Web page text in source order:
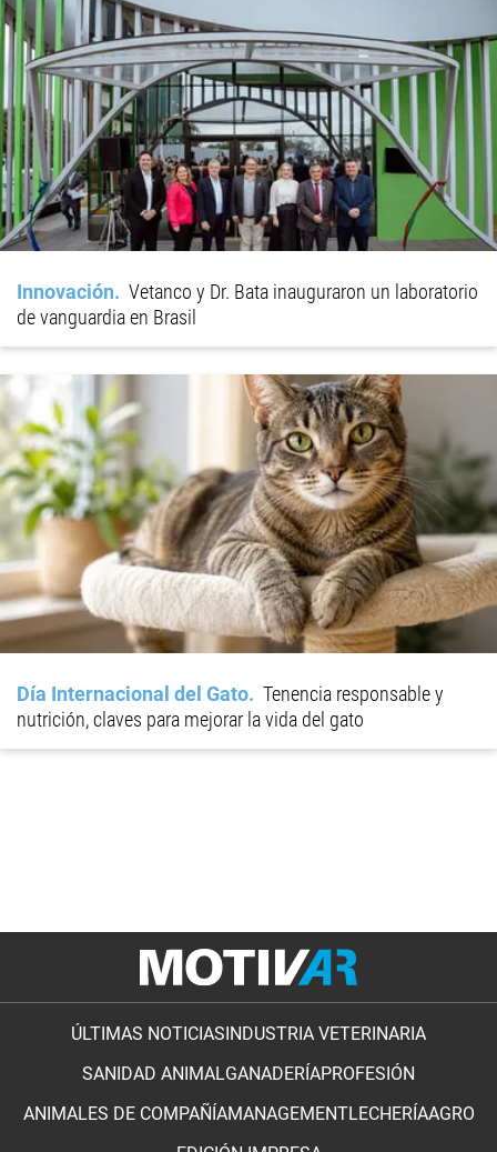
Innovación
Vetanco y Dr. Bata inauguraron un laboratorio
de vanguardia en Brasil
Día Internacional del Gato
Tenencia responsable y
nutrición, claves para mejorar la vida del gato
ÚLTIMAS NOTICIAS INDUSTRIA VETERINARIA
SANIDAD ANIMALGANADERÍAPROFESIÓN
ANIMALES DE COMPAÑÍAMANAGEMENTLECHERÍAAGRO